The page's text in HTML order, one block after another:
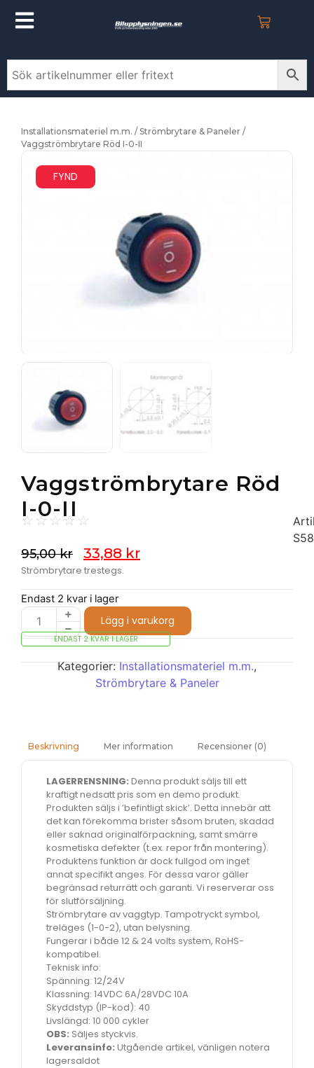
Installationsmateriel m.m. / Strömbrytare & Paneler /
Vaggströmbrytare Röd I-0-II
FYND
Vaggströmbrytare Röd
I-0-II
☆ ☆☆ ☆ ☆
95,00kr 33,88 kr
Strömbrytare trestegs.
Endast 2 kvar i lager
Lägg i varukorg
ENDAST 2 KVAR I LAGER
Kategorier:Installationsmateriel m.m.,
Strömbrytare & Paneler
Beskrivning Mer information Recensioner (0)
LAGERRENSNING: Denna produkt säljs till ett
kraftigt nedsatt pris som en demo produkt.
Produkten säljs i ’befintligt skick’. Detta innebär att
det kan förekomma brister såsom bruten, skadad
eller saknad originalförpackning, samt smärre
kosmetiska defekter (t.ex. repor från montering).
Produktens funktion är dock fullgod om inget
annat specifikt anges. För dessa varor gäller
begränsad returrätt och garanti. Vi reserverar oss
för slutförsäljning.
Strömbrytare av vaggtyp. Tampotryckt symbol,
treläges (1-0-2), utan belysning.
Fungerar i både 12 & 24 volts system, RoHS-
kompatibel.
Teknisk info:
Spänning: 12/24V
Klassning: 14VDC 6A/28VDC 10A
Skyddstyp (IP-kod): 40
Livslängd: 10 000 cykler
OBS: Säljes styckvis.
Leveransinfo: Utgående artikel, vänligen notera
lagersaldot